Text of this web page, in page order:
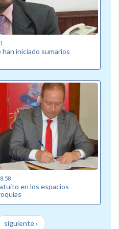
iniciado sumarios
en los espacios
siguiente ›